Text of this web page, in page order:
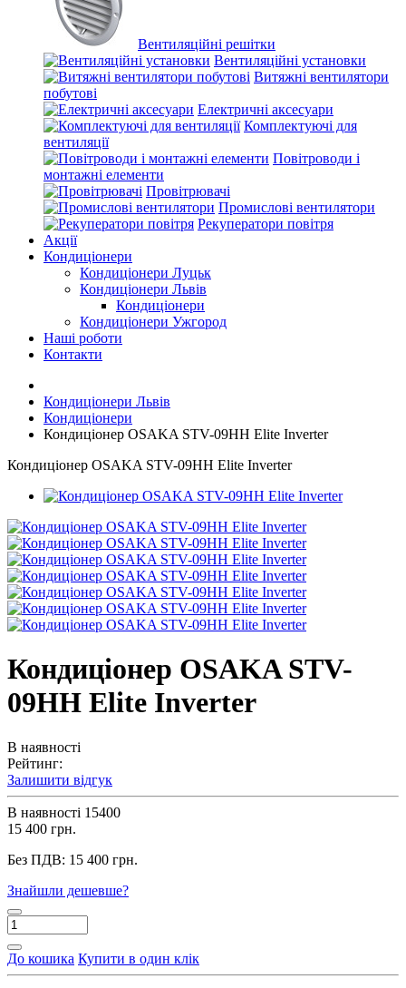
Вентиляційні решітки
Вентиляційні установки
Витяжні вентилятори
побутові
Електричні аксесуари
Комплектуючі для
вентиляції
Повітроводи і
монтажні елементи
Провітрювачі
Промислові вентилятори
Рекуператори повітря
Акції
Кондиціонери
Кондиціонери Луцьк
Кондиціонери Львів
Кондиціонери
Кондиціонери Ужгород
Наші роботи
Контакти
Кондиціонери Львів
Кондиціонери
Кондиціонер OSAKA STV-09HH Elite Inverter
Кондиціонер OSAKA STV-09HH Elite Inverter
Кондиціонер OSAKA STV-
09HH Elite Inverter
В наявності
Рейтинг:
Залишити відгук
В наявності 15400
15 400 грн.
Без ПДВ: 15 400 грн.
Знайшли дешевше?
До кошика Купити в один клік